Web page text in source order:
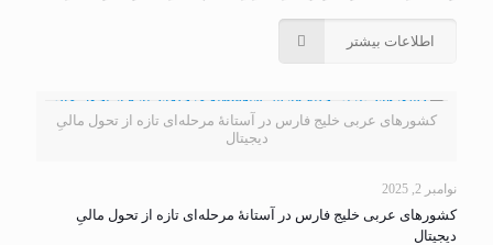
اطلاعات بیشتر
کشورهای عربی خلیج فارس در آستانهٔ مرحله‌ای تازه از تحول مالیِ
دیجیتال
نوامبر 2, 2025
کشورهای عربی خلیج فارس در آستانهٔ مرحله‌ای تازه از تحول مالیِ
دیجیتال